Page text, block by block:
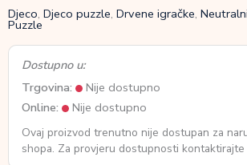
Djeco, Djeco puzzle, Drvene igračke,
Puzzle
Dostupno u:
Trgovina:
Nije dostupno
Online:
Nije dostupno
Ovaj proizvod trenutno nije dostupan za
shopa. Za provjeru dostupnosti kontaktirajte